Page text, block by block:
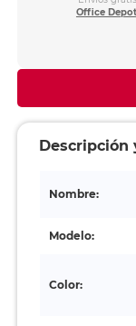
Office
Descripción
Nombre:
Modelo:
Color: